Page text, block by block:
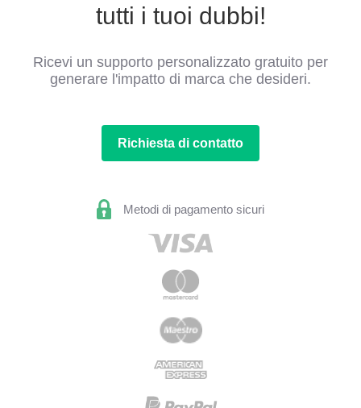
tutti i tuoi dubbi!
Ricevi un supporto personalizzato gratuito per
generare l'impatto di marca che desideri.
Richiesta di contatto
Metodi di pagamento sicuri